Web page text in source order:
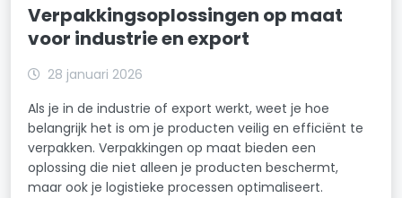
Verpakkingsoplossingen op maat
voor industrie en export
28 januari 2026
Als je in de industrie of export werkt, weet je hoe
belangrijk het is om je producten veilig en efficiënt te
verpakken. Verpakkingen op maat bieden een
oplossing die niet alleen je producten beschermt,
maar ook je logistieke processen optimaliseert.